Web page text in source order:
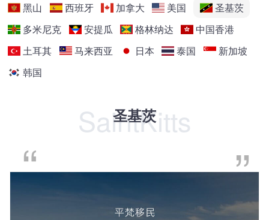
黑山
西班牙 加拿大 美国
圣基茨
多米尼克
安提瓜 格林纳达
中国香港
土耳其
马来西亚 日本 泰国
新加坡
韩国
圣基茨
SaintKitts